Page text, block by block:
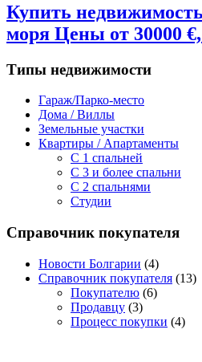
Купить
моря Цены от 30000
Типы недвижимости
Гараж/Парко-место
Дома / Виллы
Земельные участки
Квартиры / Апартаменты
C 1 спальней
C 3 и более спальни
С 2 спальнями
Студии
Справочник покупателя
Новости Болгарии (4)
Справочник покупателя (13)
Покупателю (6)
Продавцу (3)
Процесс покупки (4)